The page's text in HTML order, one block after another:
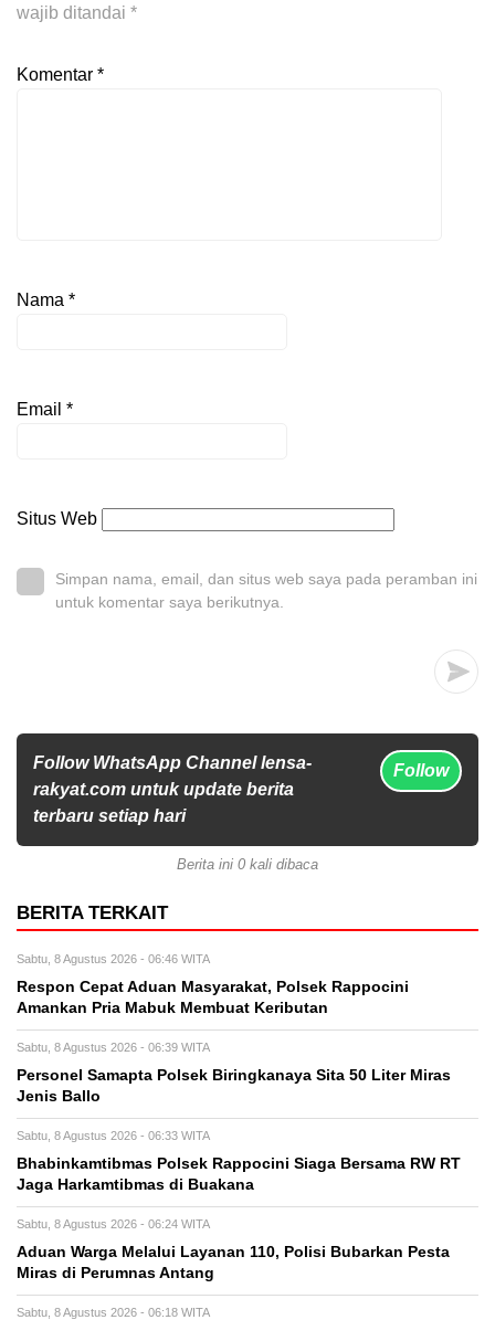
wajib ditandai *
Komentar *
Nama *
Email *
Situs Web
Simpan nama, email, dan situs web saya pada peramban ini
untuk komentar saya berikutnya.
Follow WhatsApp Channel lensa-
rakyat.com untuk update berita
terbaru setiap hari
Follow
Berita ini 0 kali dibaca
BERITA TERKAIT
Sabtu, 8 Agustus 2026 - 06:46 WITA
Respon Cepat Aduan Masyarakat, Polsek Rappocini
Amankan Pria Mabuk Membuat Keributan
Sabtu, 8 Agustus 2026 - 06:39 WITA
Personel Samapta Polsek Biringkanaya Sita 50 Liter Miras
Jenis Ballo
Sabtu, 8 Agustus 2026 - 06:33 WITA
Bhabinkamtibmas Polsek Rappocini Siaga Bersama RW RT
Jaga Harkamtibmas di Buakana
Sabtu, 8 Agustus 2026 - 06:24 WITA
Aduan Warga Melalui Layanan 110, Polisi Bubarkan Pesta
Miras di Perumnas Antang
Sabtu, 8 Agustus 2026 - 06:18 WITA